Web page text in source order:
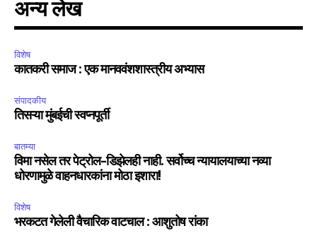
अन्य लेख
विशेष
कातकरी समाज : एक मानववंशशास्त्रीय अभ्यास
संपादकीय
तिसऱ्या मुंबईची स्वप्नपूर्ती
बातम्या
विमा नसेल तर पेट्रोल-डिझेलही नाही. सर्वोच्च न्यायालयाच्या नव्या
धोरणामुळे वाहनधारकांना मोठा इशारा!
विशेष
भरकटत गेलेली वैचारिक वाटचाल : आशुतोष रांका